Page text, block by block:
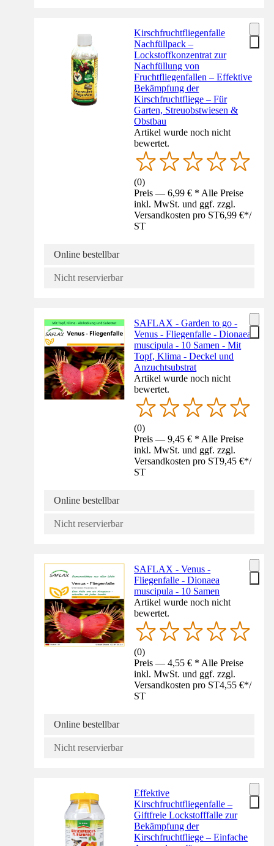
Kirschfruchtfliegenfalle
Nachfüllpack –
Lockstoffkonzentrat zur
Nachfüllung von
Fruchtfliegenfallen – Effektive
Bekämpfung der
Kirschfruchtfliege – Für
Garten, Streuobstwiesen &
Obstbau
Artikel wurde noch nicht
bewertet.
(0)
Preis — 6,99 € * Alle Preise
inkl. MwSt. und ggf. zzgl.
Versandkosten pro ST6,99 €*/
ST
Online bestellbar
Nicht reservierbar
SAFLAX - Garden to go -
Venus - Fliegenfalle - Dionaea
muscipula - 10 Samen - Mit
Topf, Klima - Deckel und
Anzuchtsubstrat
Artikel wurde noch nicht
bewertet.
(0)
Preis — 9,45 € * Alle Preise
inkl. MwSt. und ggf. zzgl.
Versandkosten pro ST9,45 €*/
ST
Online bestellbar
Nicht reservierbar
SAFLAX - Venus -
Fliegenfalle - Dionaea
muscipula - 10 Samen
Artikel wurde noch nicht
bewertet.
(0)
Preis — 4,55 € * Alle Preise
inkl. MwSt. und ggf. zzgl.
Versandkosten pro ST4,55 €*/
ST
Online bestellbar
Nicht reservierbar
Effektive
Kirschfruchtfliegenfalle –
Giftfreie Lockstofffalle zur
Bekämpfung der
Kirschfruchtfliege – Einfache